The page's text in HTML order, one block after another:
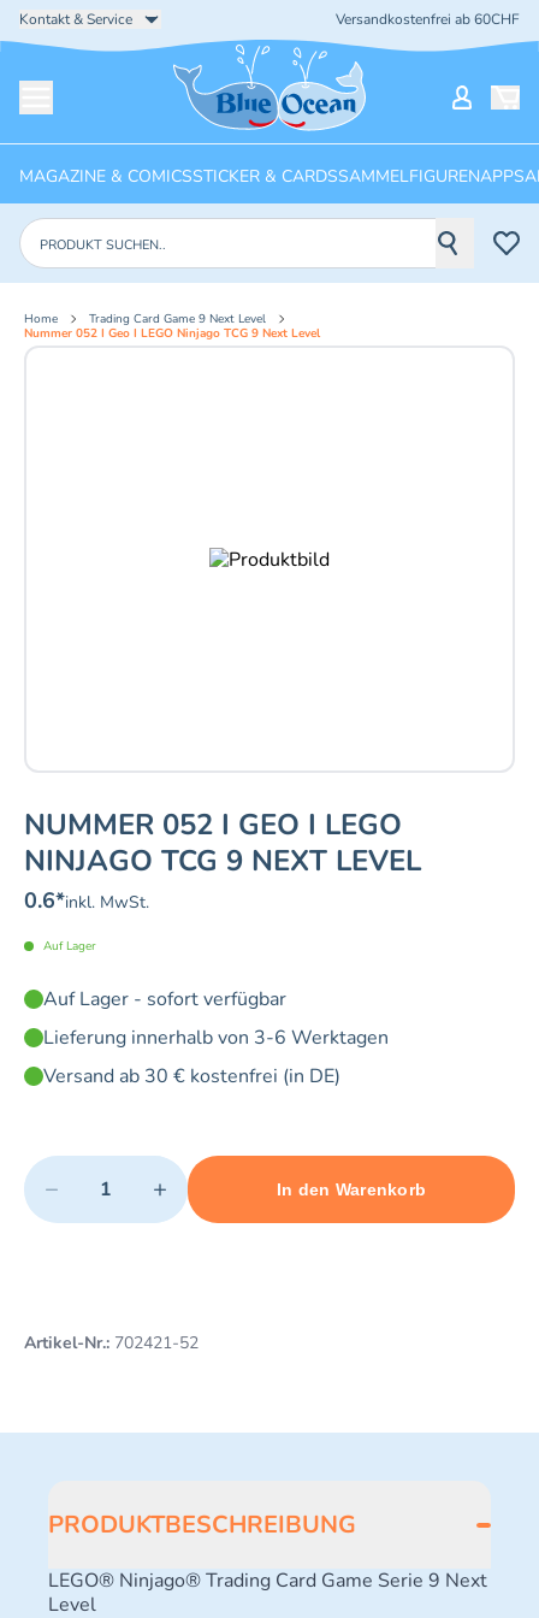
Kontakt & Service Versandkostenfrei ab 60CHF
Startseite
MAGAZINE & COMICSSTICKER & CARDSSAMMELFIGURENAPPS
Produkte suchen
Home
Trading Card Game 9 Next Level
Nummer 052 I Geo I LEGO Ninjago TCG 9 Next Level
NUMMER 052 I GEO I LEGO
NINJAGO TCG 9 NEXT LEVEL
0.6*inkl. MwSt.
Auf Lager
Auf Lager - sofort verfügbar
Lieferung innerhalb von 3-6 Werktagen
Versand ab 30 € kostenfrei (in DE)
Quantity
− +
Minimum quantity: 1 Maximum quantity: 3
In den Warenkorb
Add 1 item to cart
Artikel-Nr.: 702421-52
PRODUKTBESCHREIBUNG
LEGO® Ninjago® Trading Card Game Serie 9 Next
Level